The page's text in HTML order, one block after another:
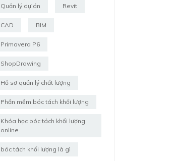
Quản lý dự án Revit
CAD BIM
Primavera P6
ShopDrawing
Hồ sơ quản lý chất lượng
Phần mềm bóc tách khối lượng
Khóa học bóc tách khối lượng
online
bóc tách khối lượng là gì